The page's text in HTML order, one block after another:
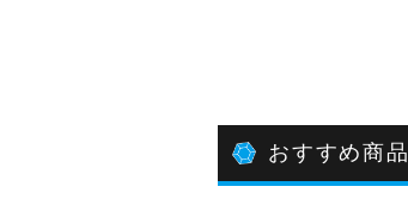
おすすめ商品